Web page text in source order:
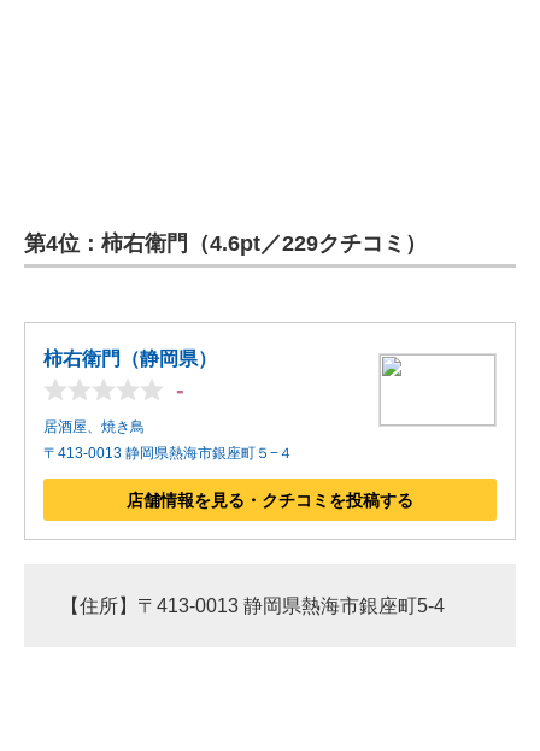
第4位：柿右衛門（4.6pt／229クチコミ）
柿右衛門（静岡県）
-
居酒屋、焼き鳥
〒413-0013 静岡県熱海市銀座町５−４
店舗情報を見る・クチコミを投稿する
【住所】〒413-0013 静岡県熱海市銀座町5-4